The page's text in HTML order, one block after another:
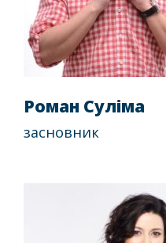
Роман Суліма
засновник